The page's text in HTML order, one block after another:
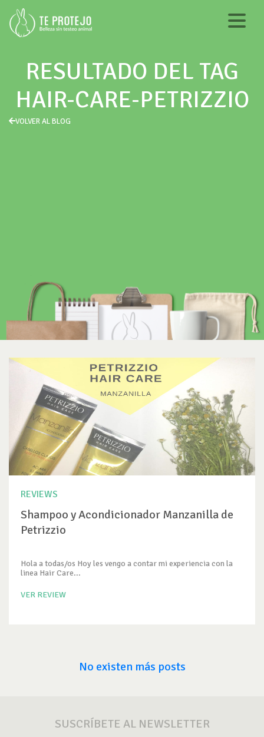
RESULTADO DEL TAG
HAIR-CARE-PETRIZZIO
VOLVER AL BLOG
REVIEWS
Shampoo y Acondicionador Manzanilla de
Petrizzio
Hola a todas/os Hoy les vengo a contar mi experiencia con la
linea Hair Care...
VER REVIEW
No existen más posts
SUSCRÍBETE AL NEWSLETTER